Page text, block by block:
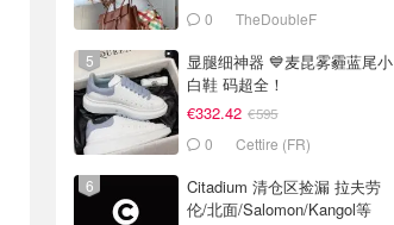
0 TheDoubleF
显腿细神器 💙麦昆雾霾蓝尾小
白鞋 码超全！
€332.42 €595
0 Cettire (FR)
Citadium 清仓区捡漏 拉夫劳
伦/北面/Salomon/Kangol等